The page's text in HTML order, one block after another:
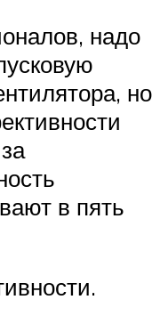
надо
но
в пять